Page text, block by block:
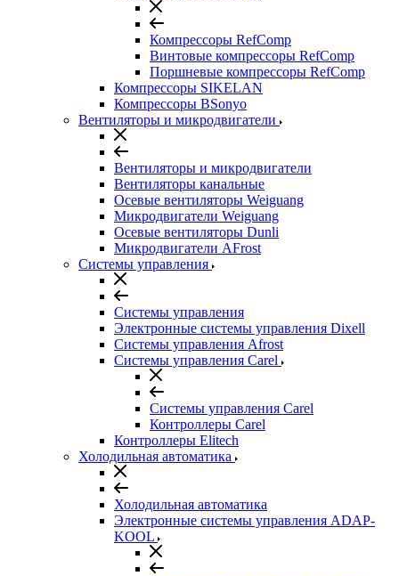
Компрессоры RefComp
Винтовые компрессоры RefComp
Поршневые компрессоры RefComp
Компрессоры SIKELAN
Компрессоры BSonyo
Вентиляторы и микродвигатели
Вентиляторы и микродвигатели
Вентиляторы канальные
Осевые вентиляторы Weiguang
Микродвигатели Weiguang
Осевые вентиляторы Dunli
Микродвигатели AFrost
Системы управления
Системы управления
Электронные системы управления Dixell
Системы управления Afrost
Системы управления Carel
Системы управления Carel
Контроллеры Carel
Контроллеры Elitech
Холодильная автоматика
Холодильная автоматика
Электронные системы управления ADAP-
KOOL